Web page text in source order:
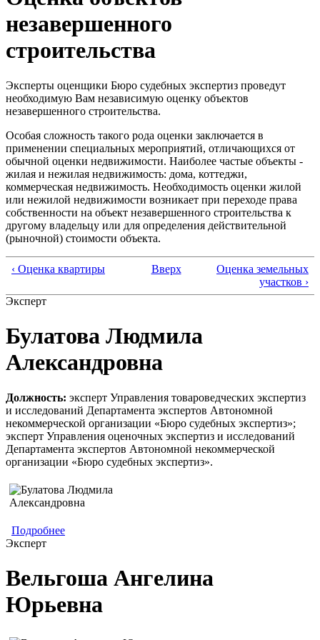
незавершенного
строительства
Эксперты оценщики Бюро судебных экспертиз проведут
необходимую Вам независимую оценку объектов
незавершенного строительства.
Особая сложность такого рода оценки заключается в
применении специальных мероприятий, отличающихся от
обычной оценки недвижимости. Наиболее частые объекты -
жилая и нежилая недвижимость: дома, коттеджи,
коммерческая недвижимость. Необходимость оценки жилой
или нежилой недвижимости возникает при переходе права
собственности на объект незавершенного строительства к
другому владельцу или для определения действительной
(рыночной) стоимости объекта.
‹ Оценка квартиры Вверх
Оценка земельных
участков ›
Эксперт
Булатова Людмила
Александровна
Должность: эксперт Управления товароведческих экспертиз
и исследований Департамента экспертов Автономной
некоммерческой организации «Бюро судебных экспертиз»;
эксперт Управления оценочных экспертиз и исследований
Департамента экспертов Автономной некоммерческой
организации «Бюро судебных экспертиз».
Подробнее
Эксперт
Вельгоша Ангелина
Юрьевна